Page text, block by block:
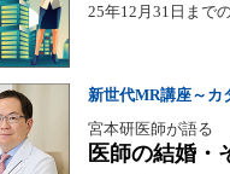
25年12月31日まで
新世代MR講座～カ
宮本研医師が語る
医師の結婚・